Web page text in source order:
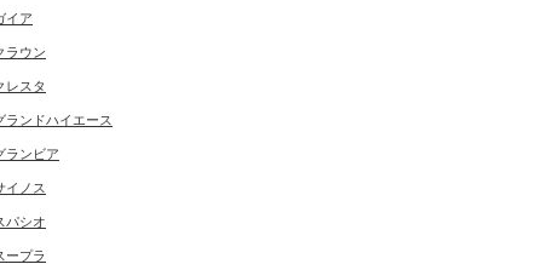
イア
ラウン
レスタ
ランドハイエース
ランビア
イノス
パシオ
ープラ